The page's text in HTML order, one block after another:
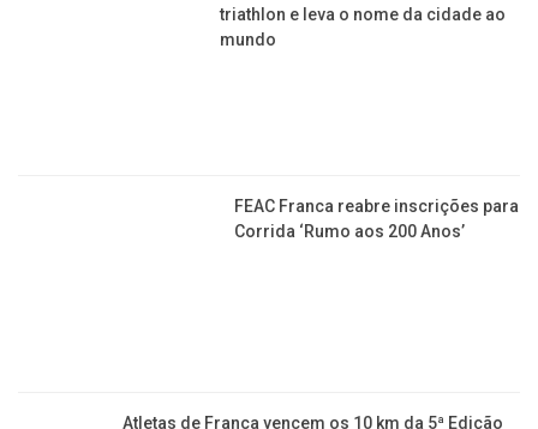
triathlon e leva o nome da cidade ao
mundo
FEAC Franca reabre inscrições para
Corrida ‘Rumo aos 200 Anos’
Atletas de Franca vencem os 10 km da 5ª Edição